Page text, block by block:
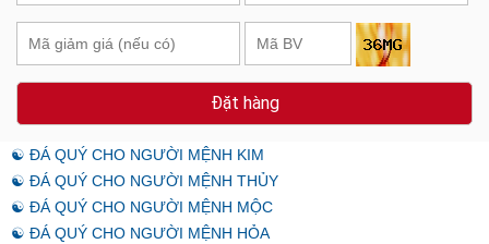
Đặt hàng
☯ ĐÁ QUÝ CHO NGƯỜI MỆNH KIM
☯ ĐÁ QUÝ CHO NGƯỜI MỆNH THỦY
☯ ĐÁ QUÝ CHO NGƯỜI MỆNH MỘC
☯ ĐÁ QUÝ CHO NGƯỜI MỆNH HỎA